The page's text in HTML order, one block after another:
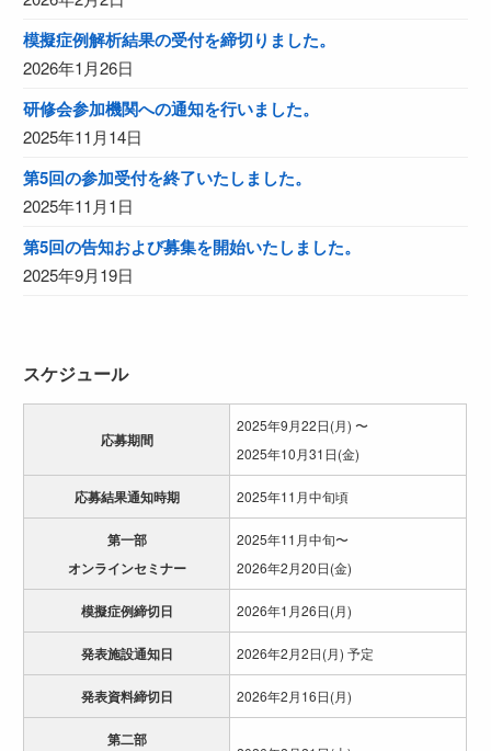
模擬症例解析結果の受付を締切りました。
2026年1月26日
研修会参加機関への通知を行いました。
2025年11月14日
第5回の参加受付を終了いたしました。
2025年11月1日
第5回の告知および募集を開始いたしました。
2025年9月19日
スケジュール
応募期間
2025年9月22日(月) 〜
2025年10月31日(金)
応募結果通知時期 2025年11月中旬頃
第一部
オンラインセミナー
2025年11月中旬〜
2026年2月20日(金)
模擬症例締切日 2026年1月26日(月)
発表施設通知日 2026年2月2日(月) 予定
発表資料締切日 2026年2月16日(月)
第二部